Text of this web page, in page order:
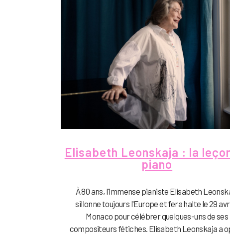
Elisabeth Leonskaja : la
piano
À 80 ans, l'immense pianiste Elisabeth
sillonne toujours l'Europe et fera halte le 29
Monaco pour célébrer quelques-uns de ses
compositeurs fétiches. Elisabeth Leonskaja a